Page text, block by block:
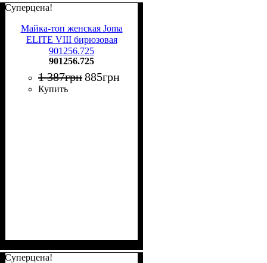
Суперцена!
Майка-топ женская Joma
ELITE VIII бирюзовая
901256.725
901256.725
1 387грн885грн
Купить
Суперцена!